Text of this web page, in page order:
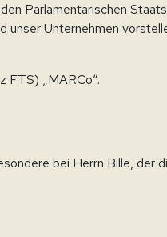
Parlamentarischen
unser Unternehmen
FTS) „MARCo“.
bei Herrn Bille, der